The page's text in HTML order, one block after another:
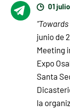
01
junio de
Meeting
Expo
Santa
la